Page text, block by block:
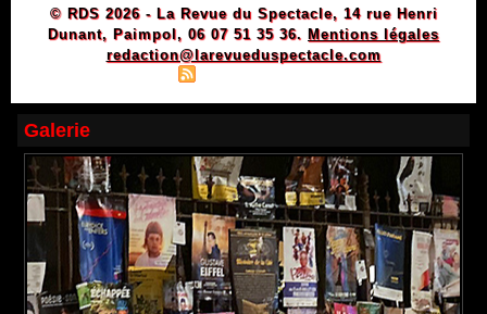
© RDS 2026 - La Revue du Spectacle, 14 rue Henri
Dunant, Paimpol, 06 07 51 35 36. Mentions légales
redaction@larevueduspectacle.com
Galerie